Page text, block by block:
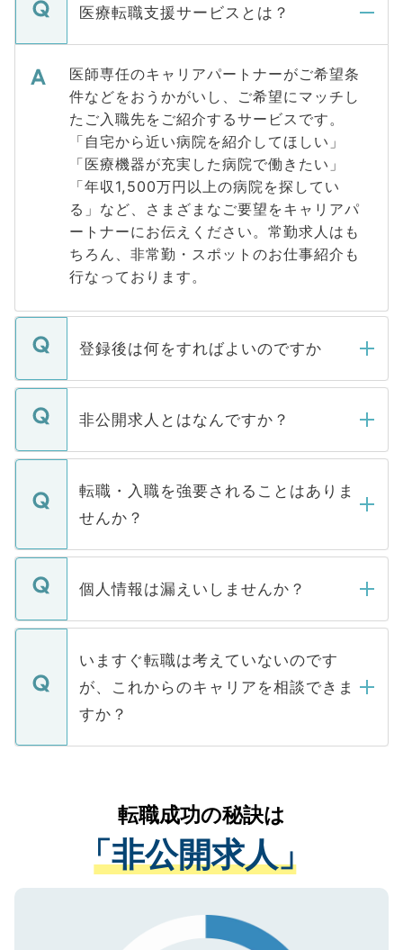
医療転職支援サービスとは？
医師専任のキャリアパートナーがご希望条
件などをおうかがいし、ご希望にマッチし
たご入職先をご紹介するサービスです。
「自宅から近い病院を紹介してほしい」
「医療機器が充実した病院で働きたい」
「年収1,500万円以上の病院を探してい
る」など、さまざまなご要望をキャリアパ
ートナーにお伝えください。常勤求人はも
ちろん、非常勤・スポットのお仕事紹介も
行なっております。
登録後は何をすればよいのですか
ご登録いただきましたら、弊社担当者がご
登録内容を確認し、その後メールもしくは
ます。通常、5営業日以内にはご連絡をせて
いただきますので、しばらくお待ちくださ
い。
非公開求人とはなんですか？
マイナビDOCTORで取り扱っている求人の
うち約3割は、Webサイトからご覧いただ
けない「非公開求人」です。非公開求人は
下記の理由によって、一般には公開してい
ません。
■応募殺到を避けるため 人気のある医療機
関を公にしてしまうと、応募が殺到する場
に、医療機関が求める条件に合った人材の
みを人材紹介会社に依頼するケースが増え
ています。
転職・入職を強要されることはありま
せんか？
転職・入職を強要することは一切ありませ
ん。また、仮に応募先から内定をいただい
定を承諾する必要はありません。内定先へ
の辞退の連絡はキャリアパートナーが行い
ますので、ご安心ください。
個人情報は漏えいしませんか？
個人情報が漏えいすることはありませんの
で、ご安心ください。当サイトからの登録
などで収集したご登録者様の個人情報は、
ご本人のキャリアアップおよび転職活動の
支援を目的に使用いたします。お預かりし
ているすべての個人データはご本人の許可
は、個人情報の取り扱いについての厳密な
管理基準を満たした事業者のみに付与され
る、プライバシーマークを取得済みです。
ご登録いただいた個人情報は、SSL（デー
で、機密保持に関してもご安心ください。
いますぐ転職は考えていないのです
が、これからのキャリアを相談できま
すか？
かがいして、現在の医療機関の状況や紹介
経験をまじえながら、適切なアドバイスを
させていただきます。すぐにご転職をされ
ない方には、長期的なサポートが可能です
ので、まずはご登録ください。
転職成功の秘訣は
「非公開求人」